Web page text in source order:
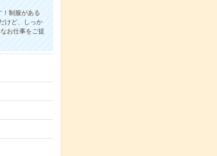
制服がある
けど、しっか
お仕事をご提